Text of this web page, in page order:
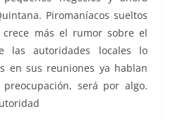
Piromaníacos sueltos
más el rumor sobre el
las autoridades locales lo
en sus reuniones ya hablan
será por algo.